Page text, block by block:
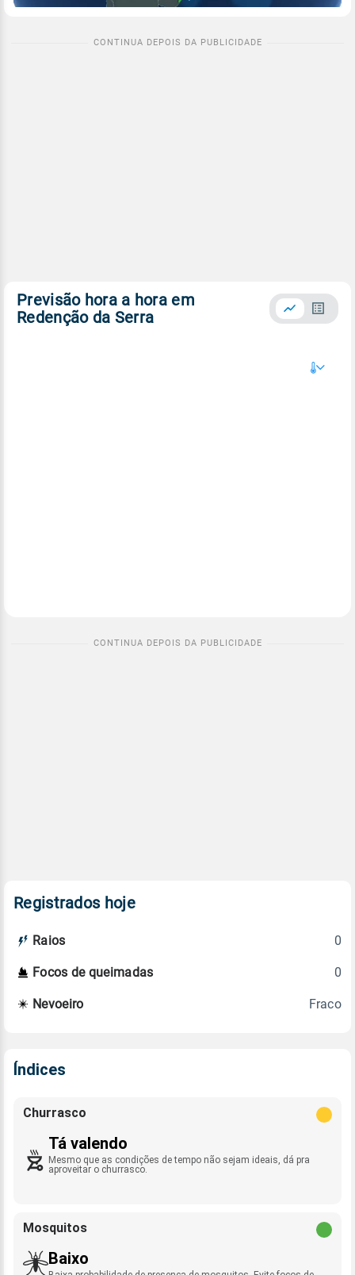
Previsão hora a hora em
Redenção da Serra
Registrados hoje
Raios 0
Focos de queimadas 0
Nevoeiro Fraco
Índices
Churrasco
Tá valendo
Mesmo que as condições de tempo não sejam ideais, dá pra
aproveitar o churrasco.
Mosquitos
Baixo